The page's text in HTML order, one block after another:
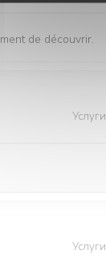
de découvrir.
Услуги
Услуги